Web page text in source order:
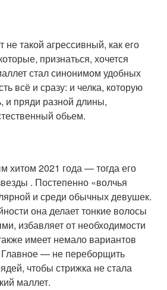
такой агрессивный, как его
признаться, хочется
стал синонимом удобных
всё и сразу: и челка, которую
и пряди разной длины,
обьем.
хитом 2021 года — тогда его
. Постепенно «волчья
и среди обычных девушек.
она делает тонкие волосы
избавляет от необходимости
имеет немало вариантов
— не переборщить
чтобы стрижка не стала
маллет.